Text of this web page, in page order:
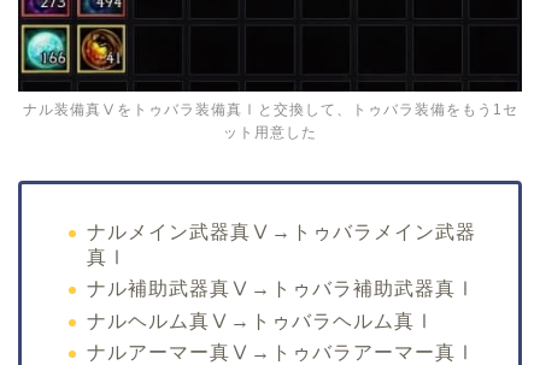
ナル装備真Ⅴをトゥバラ装備真Ⅰと交換して、トゥバラ装備をもう1セ
ット用意した
ナルメイン武器真Ⅴ→トゥバラメイン武器
真Ⅰ
ナル補助武器真Ⅴ→トゥバラ補助武器真Ⅰ
ナルヘルム真Ⅴ→トゥバラヘルム真Ⅰ
ナルアーマー真Ⅴ→トゥバラアーマー真Ⅰ